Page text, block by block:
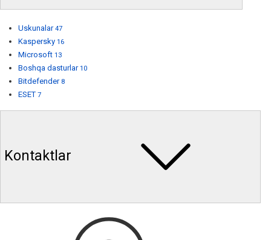
Uskunalar 47
Kaspersky 16
Microsoft 13
Boshqa dasturlar 10
Bitdefender 8
ESET 7
Kontaktlar